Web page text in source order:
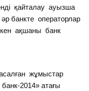
қайталау ауызша
банкте операторлар
ақшаны банк
жұмыстар
банк-2014» атағы